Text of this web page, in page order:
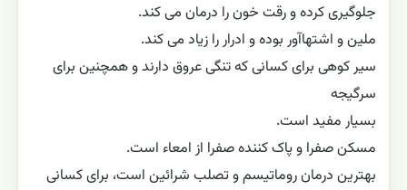
جلوگیرى کرده و رقت خون را درمان مى کند.
ملین و اشتهاآور بوده و ادرار را زیاد مى کند.
سیر کوهی برای کسانی که تنگی عروق دارند و همچنین برای
سرگیجه
بسیار مفید است.
مسکن صفرا و پاک کننده صفرا از امعاء است.
بهترین درمان روماتیسم و تصلب شرائین است، براى کسانى